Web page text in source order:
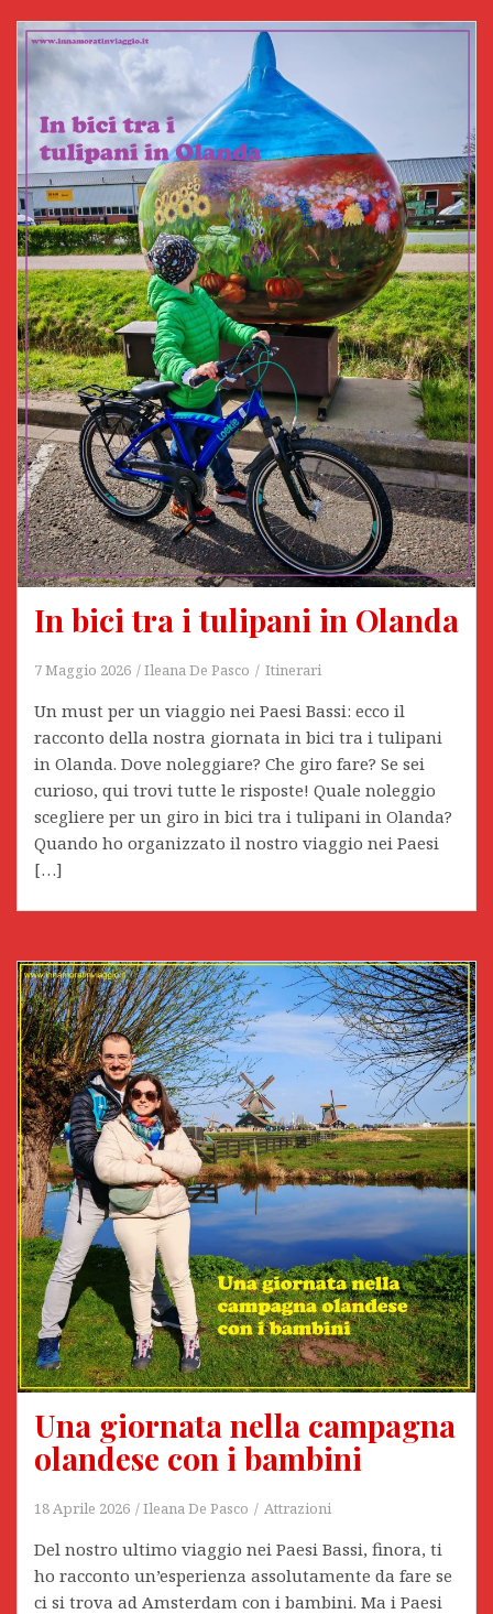
In bici tra i tulipani in Olanda
7 Maggio 2026 Ileana De Pasco Itinerari
Un must per un viaggio nei Paesi Bassi: ecco il
racconto della nostra giornata in bici tra i tulipani
in Olanda. Dove noleggiare? Che giro fare? Se sei
curioso, qui trovi tutte le risposte! Quale noleggio
scegliere per un giro in bici tra i tulipani in Olanda?
Quando ho organizzato il nostro viaggio nei Paesi
[…]
Una giornata nella campagna
olandese con i bambini
18 Aprile 2026 Ileana De Pasco Attrazioni
Del nostro ultimo viaggio nei Paesi Bassi, finora, ti
ho racconto un’esperienza assolutamente da fare se
ci si trova ad Amsterdam con i bambini. Ma i Paesi